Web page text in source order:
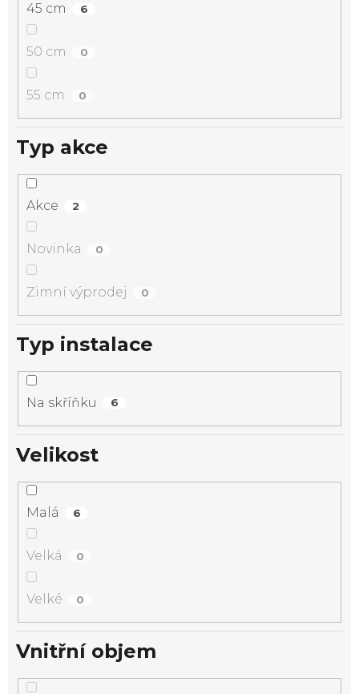
45 cm 6
50 cm 0
55 cm 0
Typ akce
Akce 2
Novinka 0
Zimní výprodej 0
Typ instalace
Na skříňku 6
Velikost
Malá 6
Velká 0
Velké 0
Vnitřní objem